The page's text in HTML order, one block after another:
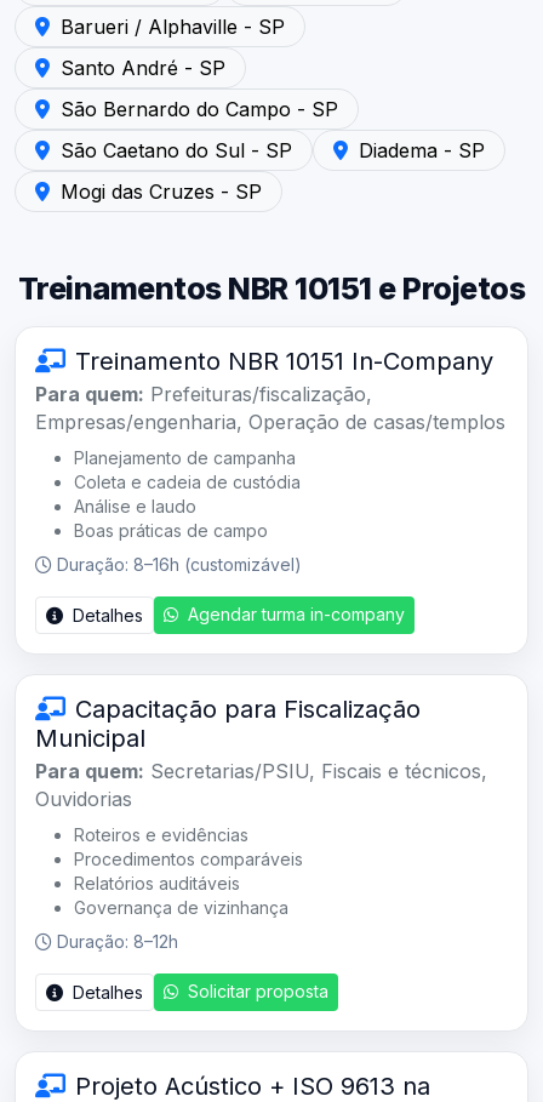
Barueri / Alphaville - SP
Atendimento em Barueri / Alphaville - SP — Acústica
Santo André - SP
Atendimento em Santo André - SP — Acústica São
São Bernardo do Campo - SP
Atendimento em São Bernardo do Campo - SP —
São Caetano do Sul - SP
Atendimento em São Caetano do Sul - SP — Acústica
Diadema - SP
Atendimento em
Mogi das Cruzes - SP
Atendimento em Mogi das Cruzes - SP — Acústica São
Treinamentos NBR 10151 e Projetos
Treinamento NBR 10151 In-Company
Para quem: Prefeituras/fiscalização,
Empresas/engenharia, Operação de casas/templos
Planejamento de campanha
Coleta e cadeia de custódia
Análise e laudo
Boas práticas de campo
Duração: 8–16h (customizável)
Detalhes Agendar turma in-company
Capacitação para Fiscalização
Municipal
Para quem: Secretarias/PSIU, Fiscais e técnicos,
Ouvidorias
Roteiros e evidências
Procedimentos comparáveis
Relatórios auditáveis
Governança de vizinhança
Duração: 8–12h
Detalhes Solicitar proposta
Projeto Acústico + ISO 9613 na